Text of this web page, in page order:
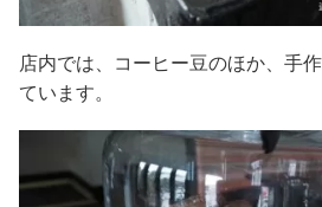
店内では、コーヒー豆のほか、手
ています。